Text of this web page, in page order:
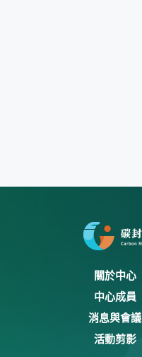
關於中心
中心成員
消息與會議
活動剪影